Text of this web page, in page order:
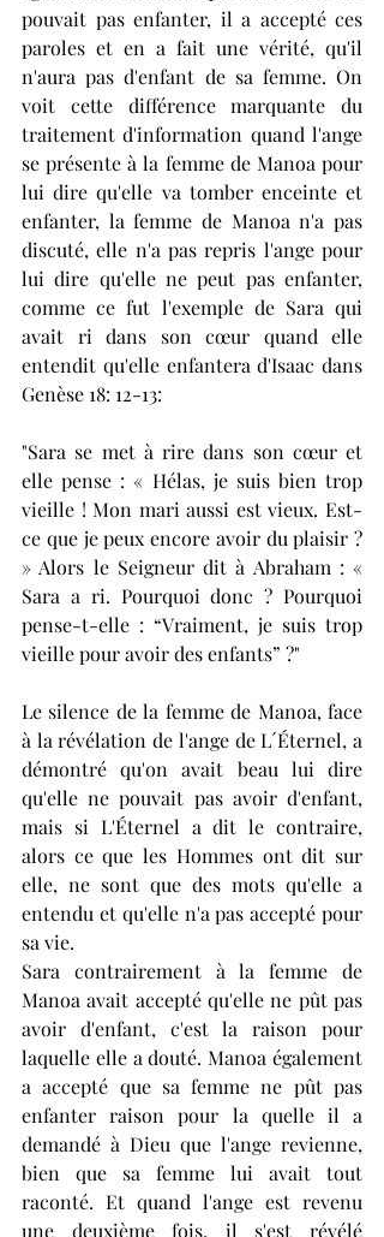
pouvait pas enfanter, il a accepté ces
paroles et en a fait une vérité, qu'il
n'aura pas d'enfant de sa femme. On
voit cette différence marquante du
traitement d'information quand l'ange
se présente à la femme de Manoa pour
lui dire qu'elle va tomber enceinte et
enfanter, la femme de Manoa n'a pas
discuté, elle n'a pas repris l'ange pour
lui dire qu'elle ne peut pas enfanter,
comme ce fut l'exemple de Sara qui
avait ri dans son cœur quand elle
entendit qu'elle enfantera d'Isaac dans
Genèse 18: 12-13:
"Sara se met à rire dans son cœur et
elle pense : « Hélas, je suis bien trop
vieille ! Mon mari aussi est vieux. Est-
ce que je peux encore avoir du plaisir ?
» Alors le Seigneur dit à Abraham : «
Sara a ri. Pourquoi donc ? Pourquoi
pense-t-elle : “Vraiment, je suis trop
vieille pour avoir des enfants” ?"
Le silence de la femme de Manoa, face
à la révélation de l'ange de L´Éternel, a
démontré qu'on avait beau lui dire
qu'elle ne pouvait pas avoir d'enfant,
mais si L'Éternel a dit le contraire,
alors ce que les Hommes ont dit sur
elle, ne sont que des mots qu'elle a
entendu et qu'elle n'a pas accepté pour
sa vie.
Sara contrairement à la femme de
Manoa avait accepté qu'elle ne pût pas
avoir d'enfant, c'est la raison pour
laquelle elle a douté. Manoa également
a accepté que sa femme ne pût pas
enfanter raison pour la quelle il a
demandé à Dieu que l'ange revienne,
bien que sa femme lui avait tout
raconté. Et quand l'ange est revenu
une deuxième fois, il s'est révélé